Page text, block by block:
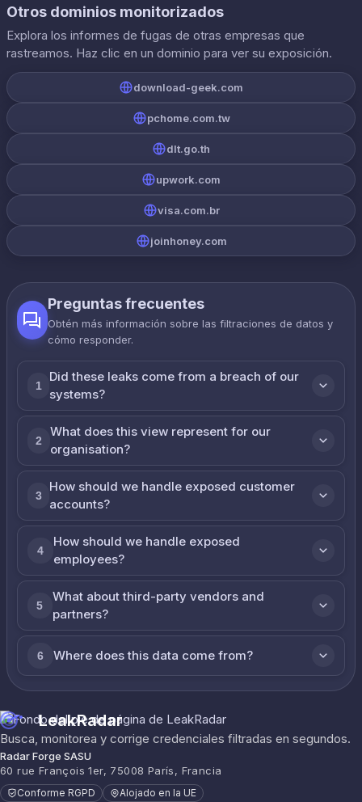
Otros dominios monitorizados
Explora los informes de fugas de otras empresas que
rastreamos. Haz clic en un dominio para ver su exposición.
download-geek.com
pchome.com.tw
dlt.go.th
upwork.com
visa.com.br
joinhoney.com
Preguntas frecuentes
Obtén más información sobre las filtraciones de datos y
cómo responder.
1
Did these leaks come from a breach of our
systems?
2
What does this view represent for our
organisation?
3
How should we handle exposed customer
accounts?
4
How should we handle exposed
employees?
5
What about third-party vendors and
partners?
6 Where does this data come from?
LeakRadar
Busca, monitorea y corrige credenciales filtradas en segundos.
Radar Forge SASU
60 rue François 1er, 75008 París, Francia
Conforme RGPD Alojado en la UE